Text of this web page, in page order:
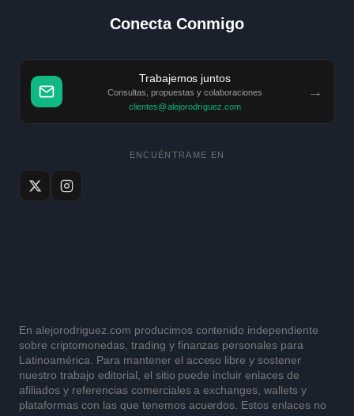
Conecta Conmigo
Trabajemos juntos
Consultas, propuestas y colaboraciones
clientes@alejorodriguez.com
→
ENCUÉNTRAME EN
En alejorodriguez.com producimos contenido independiente
sobre criptomonedas, trading y finanzas personales para
Latinoamérica. Para mantener el acceso libre y sostener
nuestro trabajo editorial, el sitio puede incluir enlaces de
afiliados y referencias comerciales a exchanges, wallets y
plataformas con las que tenemos acuerdos. Estos enlaces no